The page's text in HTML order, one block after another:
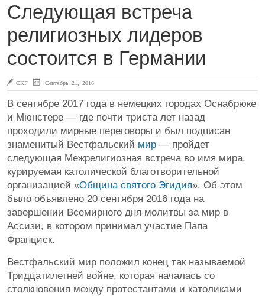
Следующая встреча
религиозных лидеров
состоится в Германии
СКГ Сентябрь 21, 2016
В сентябре 2017 года в немецких городах Оснабрюке
и Мюнстере — где почти триста лет назад
проходили мирные переговоры и был подписан
знаменитый Вестфальский мир — пройдет
следующая Межрелигиозная встреча во имя мира,
курируемая католической благотворительной
организацией «Община святого Эгидия». Об этом
было объявлено 20 сентября 2016 года на
завершении Всемирного дня молитвы за мир в
Ассизи, в котором принимал участие Папа
Франциск.
Вестфальский мир положил конец так называемой
Тридцатилетней войне, которая началась со
столкновения между протестантами и католиками